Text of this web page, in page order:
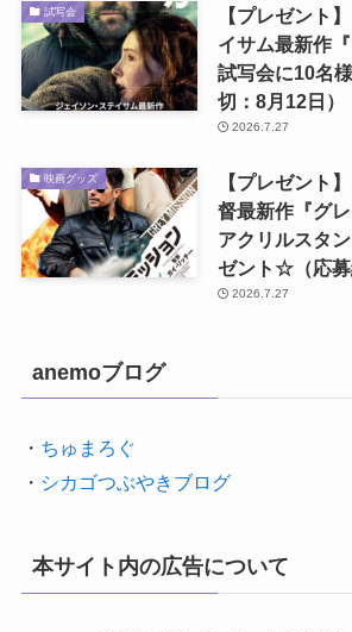
試写会
【プレゼント
イサム最新作
試写会に10名
切：8月12日）
2026.7.27
映画グッズ
【プレゼント
督最新作『グ
アクリルスタ
ゼント☆（応募
2026.7.27
anemoブログ
・ ちゅまろぐ
・ シカゴつぶやきブログ
本サイト内の広告について